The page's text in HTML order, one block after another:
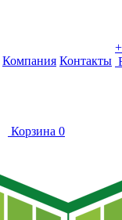
Компания Контакты
+
Корзина 0